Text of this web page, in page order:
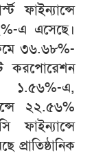
ফাইন্যান্সে
এ এসেছে।
৩৬.৬৮%-
করপোরেশন
১.৫৬%-এ,
২২.৫৬%